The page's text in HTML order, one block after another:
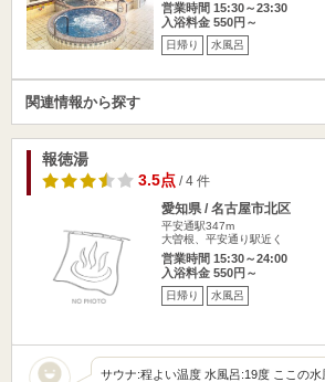
営業時間 15:30～23:30
入浴料金 550円～
日帰り 水風呂
関連情報から探す
報徳湯
3.5点/ 4 件
愛知県 / 名古屋市北区
平安通駅347m
大曽根、平安通り駅近く
営業時間 15:30～24:00
入浴料金 550円～
日帰り 水風呂
サウナ:程よい温度 水風呂:19度 ここの